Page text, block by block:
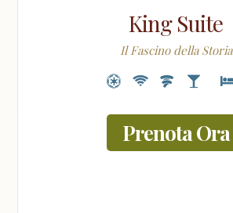
King Suite
Il Fascino della Storia
Prenota Ora